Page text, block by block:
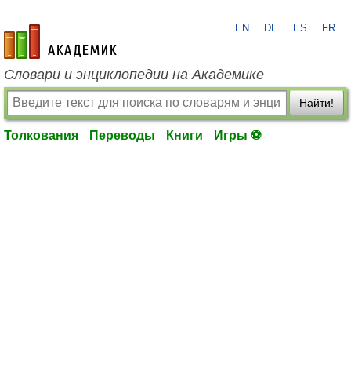
academic.ru
EN DE ES FR
Словари и энциклопедии на Академике
Найти!
Толкования Переводы Книги Игры ⚽